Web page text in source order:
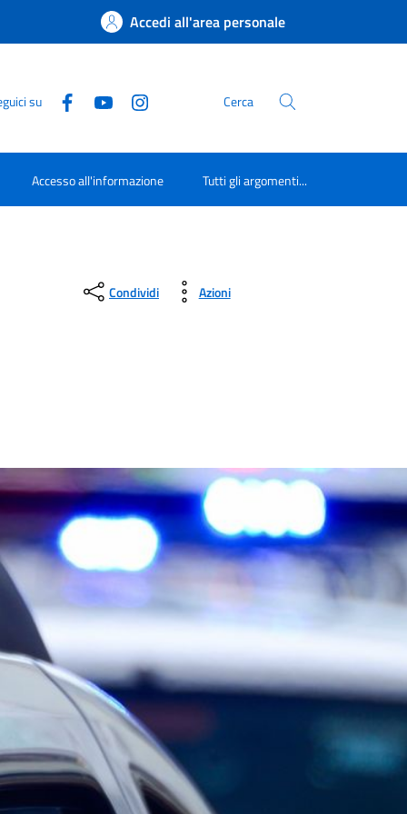
Accedi all'area personale
su Cerca
Accesso all'informazione Tutti gli argomenti...
Condividi Azioni